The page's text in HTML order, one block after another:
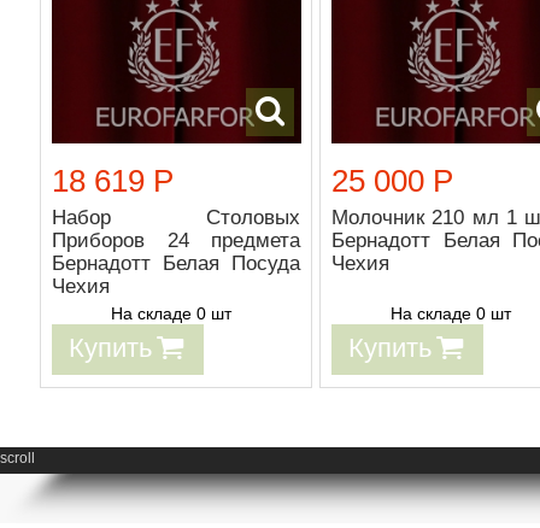
18 619 Р
Набор Столовых
Приборов 24 предмета
Бернадотт Белая Посуда
Чехия
На складе 0 шт
Купить
25 000 Р
Молочник 210 мл 1
Бернадотт Белая
Чехия
На складе 0 шт
Купить
scroll